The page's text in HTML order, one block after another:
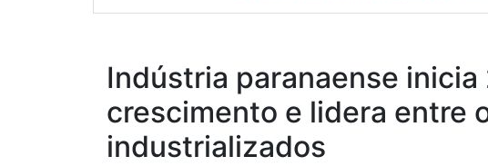
Indústria paranaense
crescimento e lidera entre
industrializados